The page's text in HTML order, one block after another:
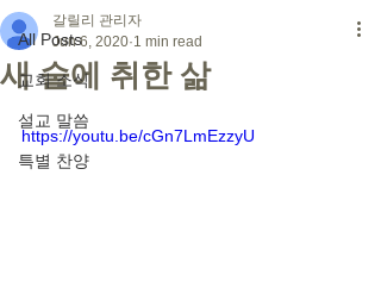
All Posts
교회 소식
설교 말씀
특별 찬양
새 술에 취한 삶
갈릴리 관리자
Jun 6, 2020 1 min read
https://youtu.be/cGn7LmEzzyU